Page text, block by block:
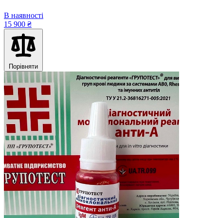
В наявності
15 900 ₴
Порівняти